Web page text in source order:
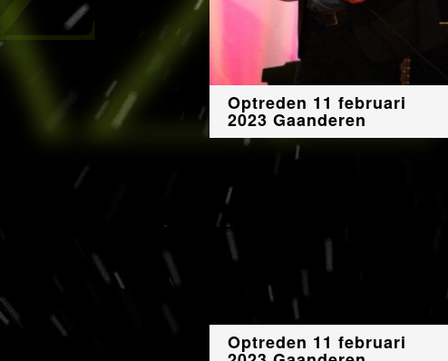
Optreden 11 februari
2023 Gaanderen
Optreden 11 februari